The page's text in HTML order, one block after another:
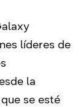
líderes de
la
se esté